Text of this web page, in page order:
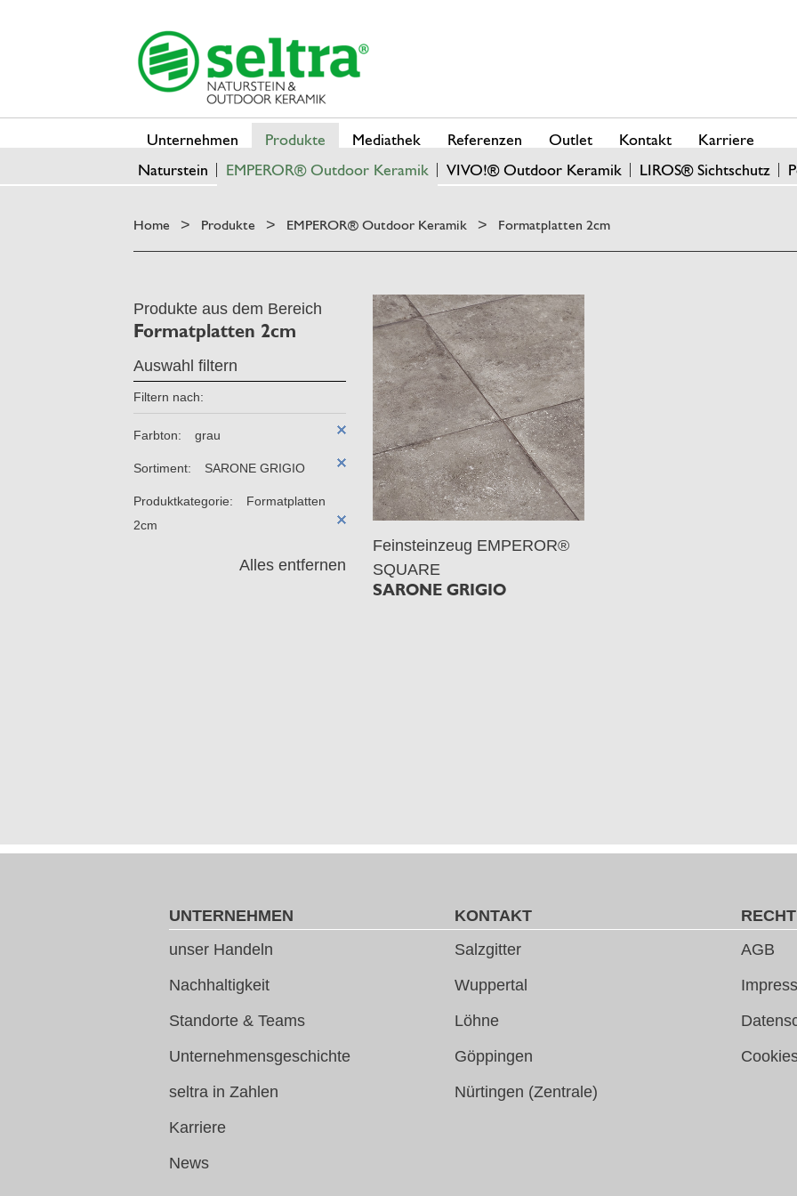
Unternehmen
Produkte
Naturstein
EMPEROR® Outdoor Keramik VIVO!® Outdoor Keramik LIROS® Sichtschutz
Mediathek Referenzen Outlet Kontakt Karriere
Home > Produkte > EMPEROR® Outdoor Keramik > Formatplatten 2cm
Produkte aus dem Bereich
Formatplatten 2cm
Auswahl filtern
Filtern nach:
Farbton: grau
Sortiment: SARONE GRIGIO
Produktkategorie:
Formatplatten
2cm
Alles entfernen
Feinsteinzeug EMPEROR®
SQUARE
SARONE GRIGIO
UNTERNEHMEN
unser Handeln
Nachhaltigkeit
Standorte & Teams
Unternehmensgeschichte
seltra in Zahlen
Karriere
News
KONTAKT
Salzgitter
Wuppertal
Löhne
Göppingen
Nürtingen (Zentrale)
AGB